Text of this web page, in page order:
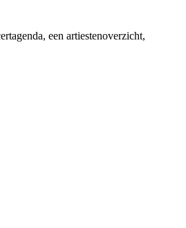
een artiestenoverzicht,